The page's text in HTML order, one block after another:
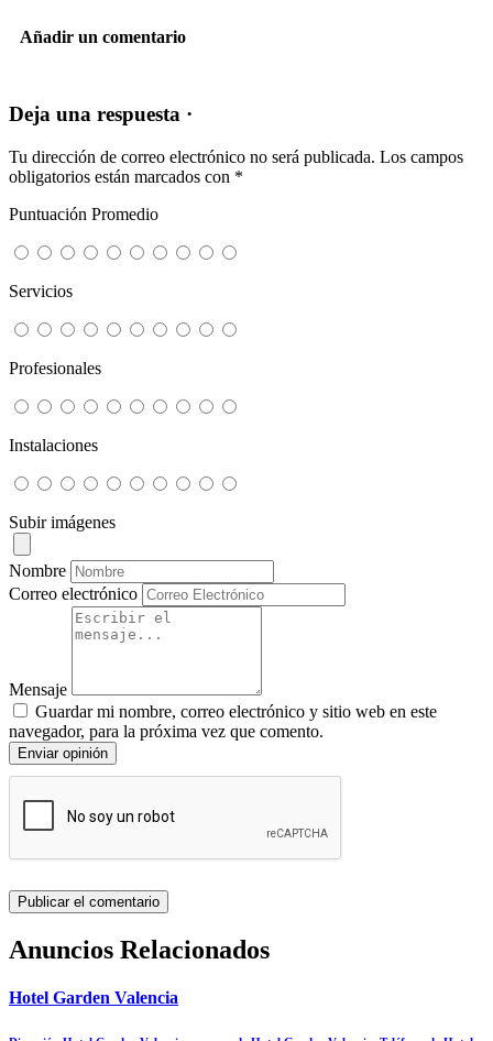
Añadir un comentario
Deja una respuesta ·
Tu dirección de correo electrónico no será publicada. Los campos
obligatorios están marcados con *
Puntuación Promedio
Servicios
Profesionales
Instalaciones
Subir imágenes
Nombre
Correo electrónico
Mensaje
Guardar mi nombre, correo electrónico y sitio web en este
navegador, para la próxima vez que comento.
Enviar opinión
Anuncios Relacionados
Hotel Garden Valencia